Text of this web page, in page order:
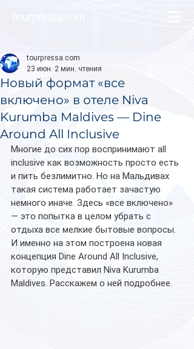
Новый формат «все
включено» в отеле Niva
Kurumba Maldives — Dine
Around All Inclusive
tourpressa.com
23 июн. 2 мин. чтения
Многие до сих пор воспринимают all
inclusive как возможность просто есть
и пить безлимитно. Но на Мальдивах
такая система работает зачастую
немного иначе. Здесь «все включено»
— это попытка в целом убрать с
отдыха все мелкие бытовые вопросы.
И именно на этом построена новая
концепция Dine Around All Inclusive,
которую представил Niva Kurumba
Maldives. Расскажем о ней подробнее.